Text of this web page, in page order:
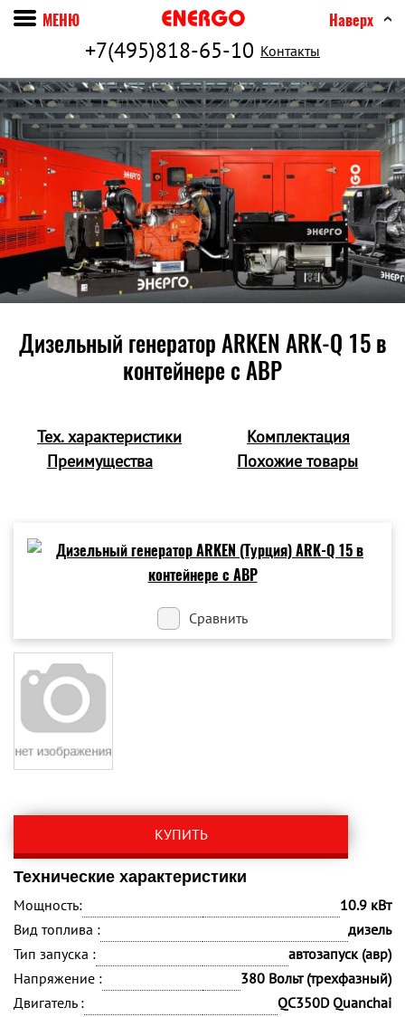
+7(495)818-65-10 Контакты
МЕНЮ Наверх
Дизельный генератор ARKEN ARK-Q 15 в
контейнере c АВР
Тех. характеристики
Комплектация
Преимущества
Похожие товары
Сравнить
КУПИТЬ
Технические характеристики
Мощность:
10.9 кВт
Вид топлива :
дизель
Тип запуска :
автозапуск (авр)
Напряжение :
380 Вольт (трехфазный)
Двигатель :
QC350D Quanchai